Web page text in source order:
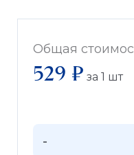
Общая
529 ₽ за 1 шт
-